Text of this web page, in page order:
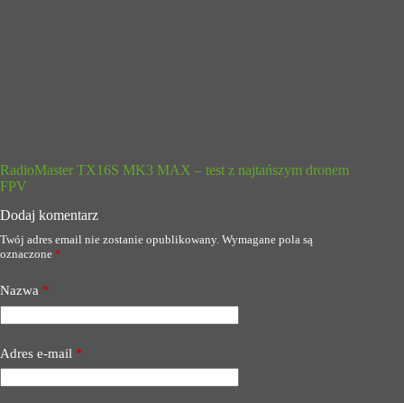
RadioMaster TX16S MK3 MAX – test z najtańszym dronem
FPV
Dodaj komentarz
Twój adres email nie zostanie opublikowany. Wymagane pola są
oznaczone *
Nazwa *
Adres e-mail *